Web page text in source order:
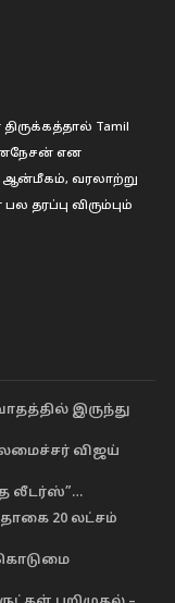
Tamil
ஐனநேசன் என
ஆன்மீகம், வரலாற்று
தரப்பு விரும்பும்
இருந்து
விஜய்
லீடர்ஸ்”…
20 லட்சம்